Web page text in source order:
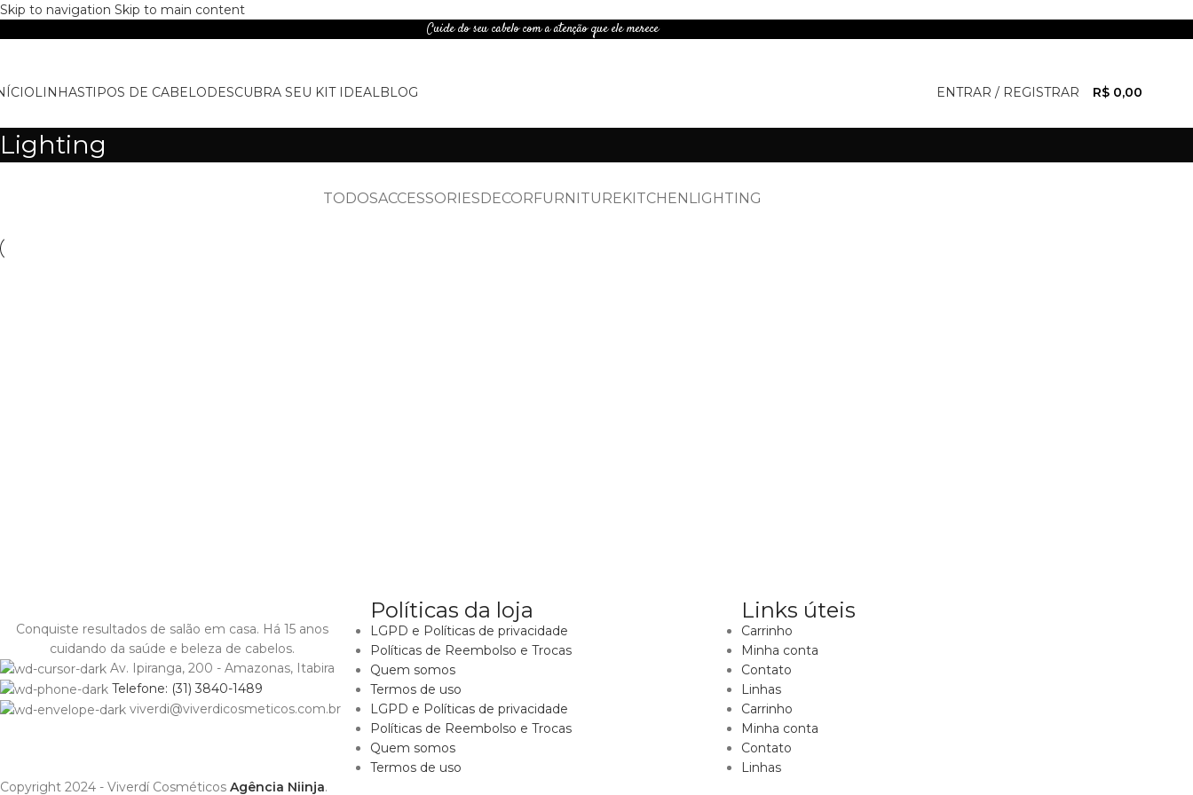
Skip to navigation Skip to main content
Cuide do seu cabelo com a atenção que ele merece
LINHASTIPOS DE CABELODESCUBRA SEU KIT IDEAL BLOG ENTRAR / REGISTRAR R$0,00
Lighting
TODOSACCESSORIESDECORFURNITUREKITCHENLIGHTING
Conquiste resultados de salão em casa. Há 15 anos
cuidando da saúde e beleza de cabelos.
Av. Ipiranga, 200 - Amazonas, Itabira
Telefone: (31) 3840-1489
viverdi@viverdicosmeticos.com.br
Políticas da loja
LGPD e Políticas de privacidade
Políticas de Reembolso e Trocas
Quem somos
Termos de uso
LGPD e Políticas de privacidade
Políticas de Reembolso e Trocas
Quem somos
Termos de uso
Links úteis
Carrinho
Minha conta
Contato
Linhas
Carrinho
Minha conta
Contato
Linhas
Copyright 2024 - Viverdí Cosméticos Agência Niinja.